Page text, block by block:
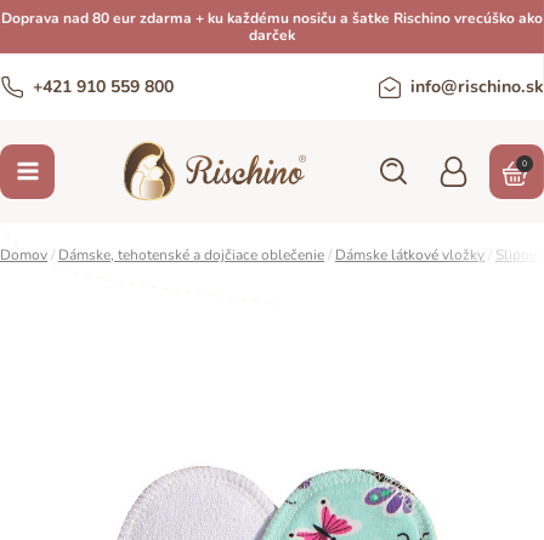
Doprava nad 80 eur zdarma + ku každému nosiču a šatke Rischino vrecúško ako
darček
+421 910 559 800 info@rischino.sk
0
Domov/ Dámske, tehotenské a dojčiace oblečenie/ Dámske látkové vložky